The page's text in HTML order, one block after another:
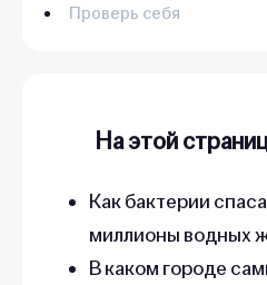
Проверь себя
На этой
Как бактерии
миллионы водных
В каком городе